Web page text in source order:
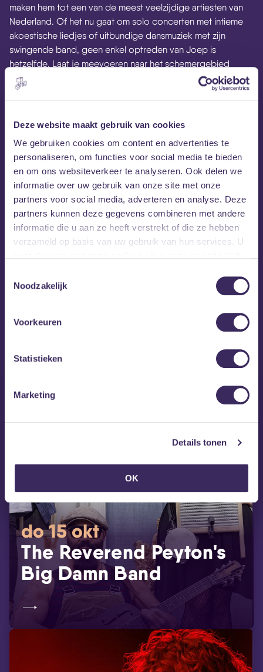
Deze website maakt gebruik van cookies
We gebruiken cookies om content en advertenties te
personaliseren, om functies voor social media te bieden
en om ons websiteverkeer te analyseren. Ook delen we
informatie over uw gebruik van onze site met onze
partners voor social media, adverteren en analyse. Deze
partners kunnen deze gegevens combineren met andere
informatie die u aan ze heeft verstrekt of die ze hebben
verzameld op basis van uw gebruik van hun services. U
Noodzakelijk
Voorkeuren
Statistieken
Marketing
Details tonen
OK
maken hem tot een van de meest veelzijdige artiesten van
Nederland. Of het nu gaat om solo concerten met intieme
akoestische liedjes of uitbundige dansmuziek met zijn
swingende band, geen enkel optreden van Joep is
hetzelfde. Laat je meevoeren naar het schemergebied
tussen verschillende muzikale wereld door deze ‘gitaar
globetrotter’, er valt een wereld te verkennen.
Zondag 2 september in drie verschillende performances
performance start om 15:00 maar plof gerust al om 14:00
neer op ons hopelijk hele zonnige terras!
MEZZ tipt
do 15 okt
The Reverend Peyton's
Big Damn Band